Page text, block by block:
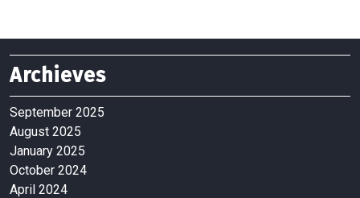
Archieves
September 2025
August 2025
January 2025
October 2024
April 2024